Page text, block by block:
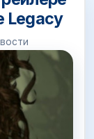
Legacy